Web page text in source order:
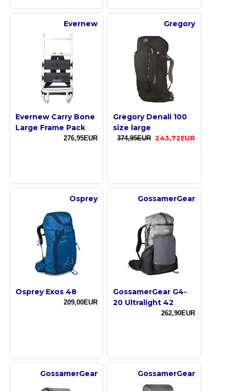
Evernew
Evernew Carry Bone
Large Frame Pack
276,95EUR
Gregory
Gregory Denali 100
size large
374,95EUR 243,72EUR
Osprey
Osprey Exos 48
209,00EUR
GossamerGear
GossamerGear G4-
20 Ultralight 42
262,90EUR
GossamerGear GossamerGear